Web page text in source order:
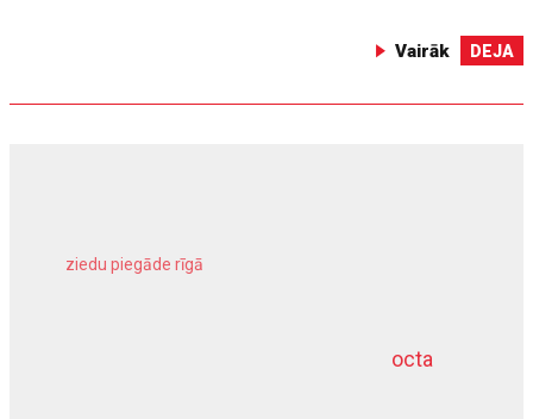
Vairāk DEJA
octa
ziedu piegāde rīgā
dziļurbums